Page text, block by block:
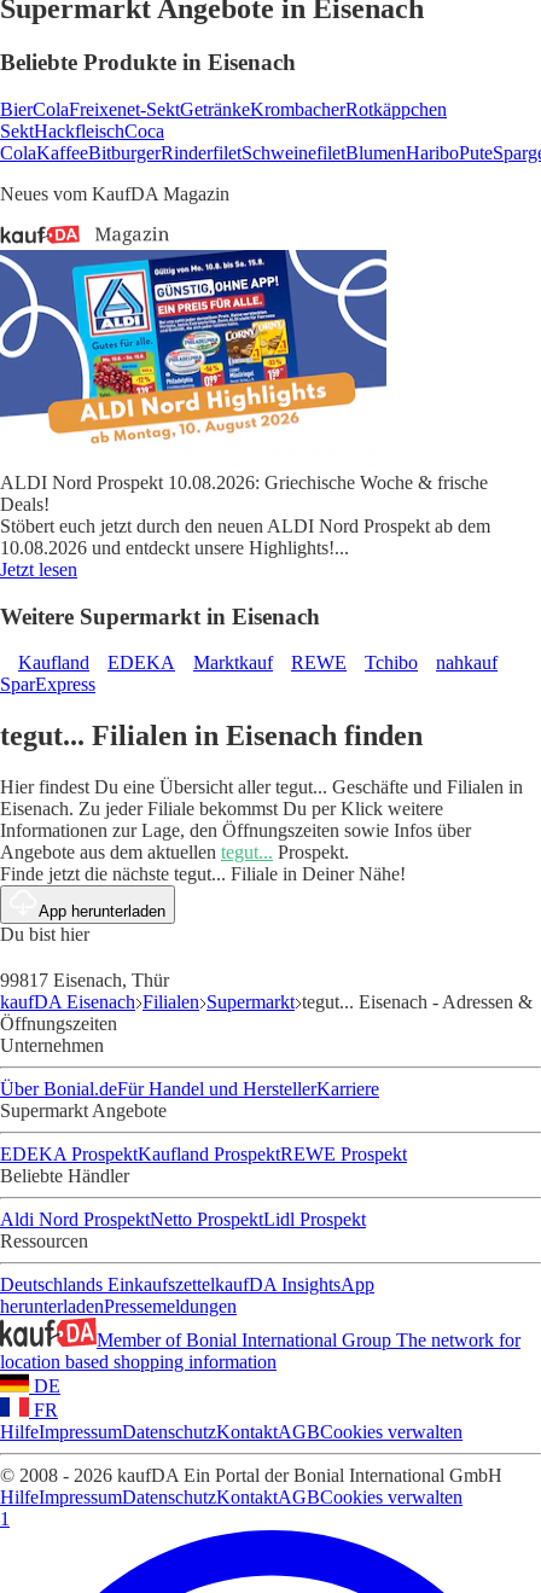
Supermarkt Angebote in Eisenach
Beliebte Produkte in Eisenach
BierColaFreixenet-SektGetränkeKrombacherRotkäppchen
SektHackfleischCoca
ColaKaffeeBitburgerRinderfiletSchweinefiletBlumenHariboPute
Neues vom KaufDA Magazin
ALDI Nord Prospekt 10.08.2026: Griechische Woche & frische
Deals!
Stöbert euch jetzt durch den neuen ALDI Nord Prospekt ab dem
10.08.2026 und entdeckt unsere Highlights!...
Jetzt lesen
Weitere Supermarkt in Eisenach
Kaufland EDEKA Marktkauf REWE Tchibo
nahkauf
SparExpress
tegut... Filialen in Eisenach finden
Hier findest Du eine Übersicht aller tegut... Geschäfte und Filialen in
Eisenach. Zu jeder Filiale bekommst Du per Klick weitere
Informationen zur Lage, den Öffnungszeiten sowie Infos über
Angebote aus dem aktuellen tegut... Prospekt.
Finde jetzt die nächste tegut... Filiale in Deiner Nähe!
App herunterladen
Du bist hier
99817 Eisenach, Thür
kaufDA Eisenach Filialen Supermarkt tegut... Eisenach - Adressen &
Öffnungszeiten
Unternehmen
Über Bonial.deFür Handel und HerstellerKarriere
Supermarkt Angebote
EDEKA ProspektKaufland ProspektREWE Prospekt
Beliebte Händler
Aldi Nord ProspektNetto ProspektLidl Prospekt
Ressourcen
Deutschlands EinkaufszettelkaufDA InsightsApp
herunterladenPressemeldungen
Member of Bonial International Group The network for
location based shopping information
DE
FR
HilfeImpressumDatenschutzKontaktAGBCookies verwalten
© 2008 - 2026 kaufDA Ein Portal der Bonial International GmbH
HilfeImpressumDatenschutzKontaktAGBCookies verwalten
1